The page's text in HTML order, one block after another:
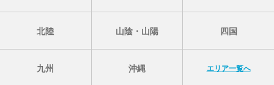
北陸 山陰・山陽 四国
九州 沖縄 エリア一覧へ